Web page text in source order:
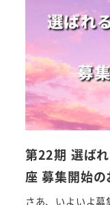
第22期 選ば
座 募集開始の
さあ、いよいよ